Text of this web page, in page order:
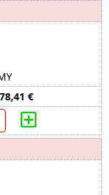
78,41 €